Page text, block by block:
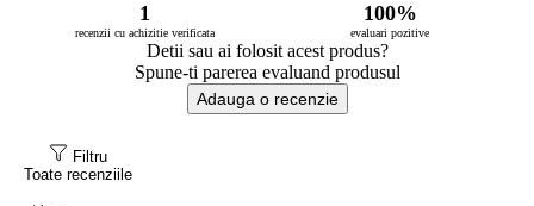
1
recenzii cu achizitie verificata
100%
evaluari pozitive
Detii sau ai folosit acest produs?
Spune-ti parerea evaluand produsul
Adauga o recenzie
Filtru
Toate recenziile